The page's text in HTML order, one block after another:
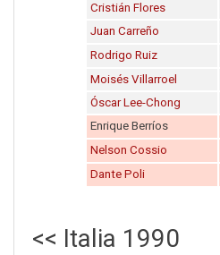
Cristián Flores
Juan Carreño
Rodrigo Ruiz
Moisés Villarroel
Óscar Lee-Chong
Enrique Berríos
Nelson Cossio
Dante Poli
<< Italia 1990